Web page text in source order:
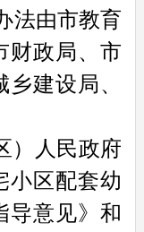
法由市教育
财政局、市
建设局、
）人民政府
小区配套幼
导意见》和